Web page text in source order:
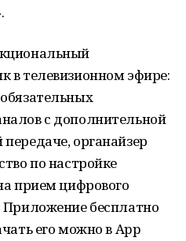
в телевизионном эфире:
с дополнительной
органайзер
по настройке
прием цифрового
Приложение бесплатно
его можно в App